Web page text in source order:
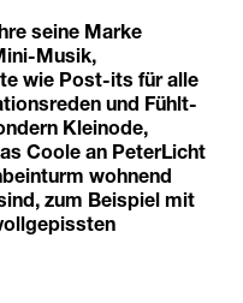
seine Marke
Musik,
wie Post-its für alle
und Fühlt-
Kleinode,
Coole an PeterLicht
wohnend
zum Beispiel mit